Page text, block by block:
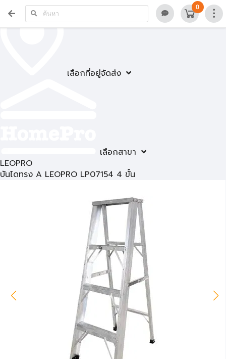
เลือกที่อยู่จัดส่ง
เลือกสาขา
0
LEOPRO
บันไดทรง A LEOPRO LP07154 4 ขั้น